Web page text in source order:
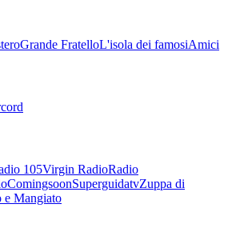
Grande FratelloL'isola dei famosiAmici
105Virgin RadioRadio
ComingsoonSuperguidatvZuppa di
e Mangiato